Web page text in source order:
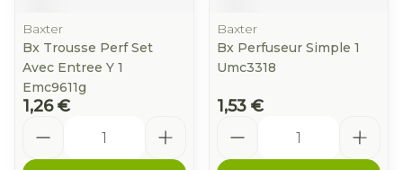
Baxter
Bx Trousse Perf Set
Avec Entree Y 1
Emc9611g
1,26 €
Baxter
Bx Perfuseur Simple 1
Umc3318
1,53 €